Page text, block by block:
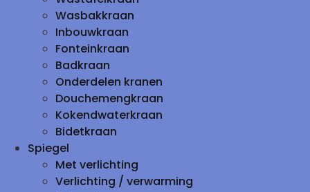
Wasbakkraan
Inbouwkraan
Fonteinkraan
Badkraan
Onderdelen kranen
Douchemengkraan
Kokendwaterkraan
Bidetkraan
Spiegel
Met verlichting
Verlichting / verwarming